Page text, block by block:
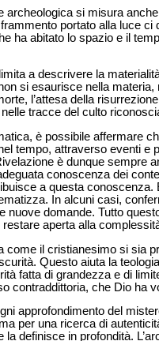
archeologica si misura
frammento portato alla luce
ha abitato lo spazio e il
a descrivere la
si esaurisce nella
l’attesa della
tracce del culto
è possibile affermare
tempo, attraverso eventi
è dunque sempre
conoscenza dei
a questa
In alcuni casi,
nuove domande. Tutto
aperta alla
come il cristianesimo si sia
Questo aiuta la
fatta di grandezza e di
contraddittoria, che Dio ha
approfondimento del
per una ricerca di
la definisce in profondità.